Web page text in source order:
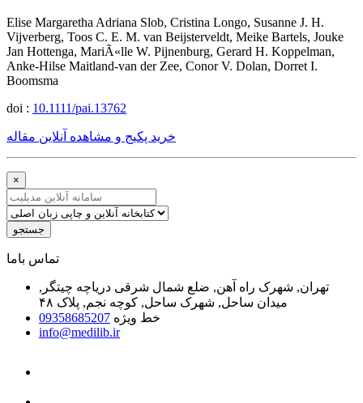
Elise Margaretha Adriana Slob, Cristina Longo, Susanne J. H.
Vijverberg, Toos C. E. M. van Beijsterveldt, Meike Bartels, Jouke
Jan Hottenga, MariÃ«lle W. Pijnenburg, Gerard H. Koppelman,
Anke-Hilse Maitland-van der Zee, Conor V. Dolan, Dorret I.
Boomsma
doi : 10.1111/pai.13762
خرید پکیج و مشاهده آنلاین مقاله
×
جستجو
ﺗﻤﺎﺱ ﺑﺎﻣﺎ
تهران, شهرک راه آهن, ضلع شمال شرقی دریاچه چیتگر,
میدان ساحل, شهرک ساحل, کوچه نجم, پلاک ۴۸
خط ویژه 09358685207
info@medilib.ir